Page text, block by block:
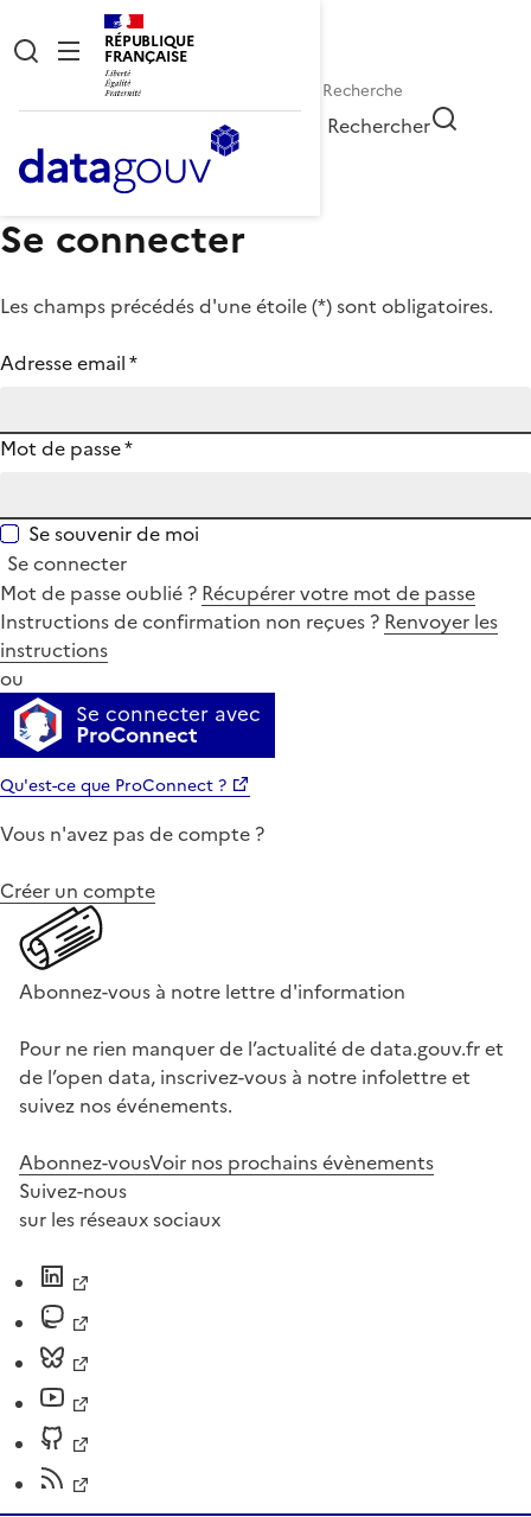
RÉPUBLIQUE
FRANÇAISE
Rechercher
Se connecter
Les champs précédés d'une étoile (*) sont obligatoires.
Adresse email*
Mot de passe*
Se souvenir de moi
Se connecter
Mot de passe oublié ? Récupérer votre mot de passe
Instructions de confirmation non reçues ? Renvoyer les
instructions
ou
Se connecter avec
ProConnect
Qu'est-ce que ProConnect ?
Vous n'avez pas de compte ?
Créer un compte
Abonnez-vous à notre lettre d'information
Pour ne rien manquer de l’actualité de data.gouv.fr et
de l’open data, inscrivez-vous à notre infolettre et
suivez nos événements.
Abonnez-vousVoir nos prochains évènements
Suivez-nous
sur les réseaux sociaux